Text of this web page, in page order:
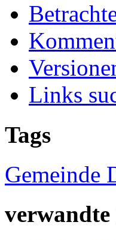
Links
Tags
Gemeinde